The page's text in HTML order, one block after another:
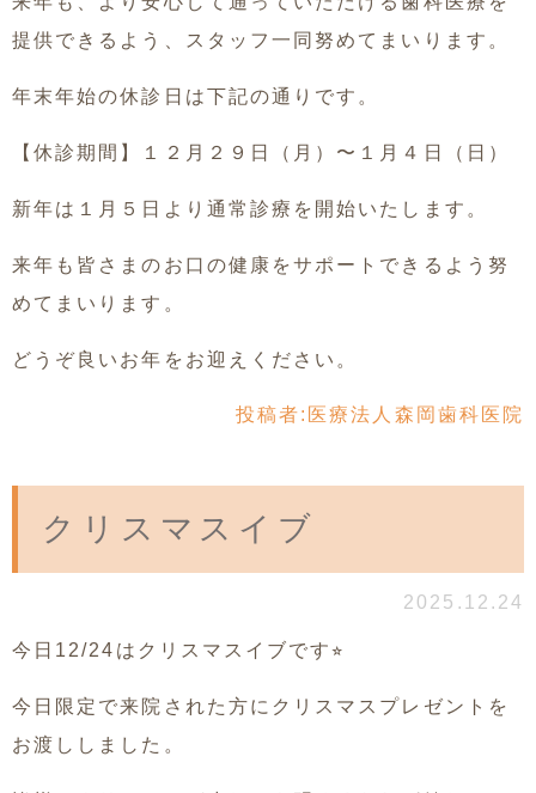
提供できるよう、スタッフ一同努めてまいります。
年末年始の休診日は下記の通りです。
【休診期間】１２月２９日（月）〜１月４日（日）
新年は１月５日より通常診療を開始いたします。
来年も皆さまのお口の健康をサポートできるよう努
めてまいります。
どうぞ良いお年をお迎えください。
投稿者: 医療法人森岡歯科医院
クリスマスイブ
2025.12.24
今日12/24はクリスマスイブです⭐︎
今日限定で来院された方にクリスマスプレゼントを
お渡ししました。